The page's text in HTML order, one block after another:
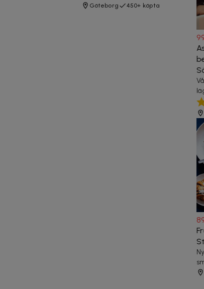
Göteborg 450+ köpta